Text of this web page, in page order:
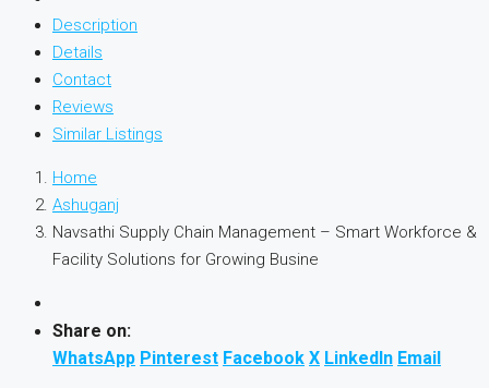
Description
Details
Contact
Reviews
Similar Listings
Home
Ashuganj
Navsathi Supply Chain Management – Smart Workforce &
Facility Solutions for Growing Busine
Share on:
WhatsApp Pinterest Facebook X LinkedIn Email